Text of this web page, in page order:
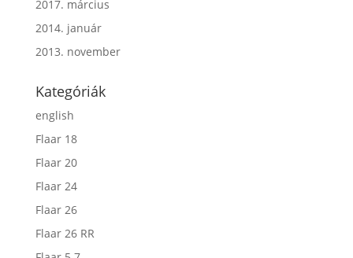
2017. március
2014. január
2013. november
Kategóriák
english
Flaar 18
Flaar 20
Flaar 24
Flaar 26
Flaar 26 RR